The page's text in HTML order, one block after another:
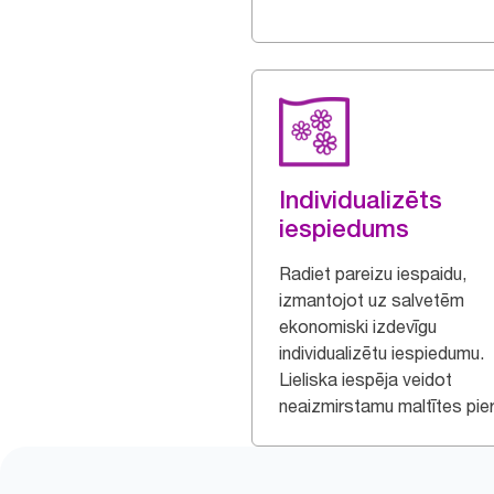
Individualizēts
iespiedums
Radiet pareizu iespaidu,
izmantojot uz salvetēm
ekonomiski izdevīgu
individualizētu iespiedumu.
Lieliska iespēja veidot
neaizmirstamu maltītes